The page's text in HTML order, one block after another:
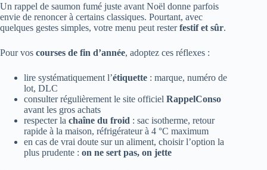
Un rappel de saumon fumé juste avant Noël donne parfois
envie de renoncer à certains classiques. Pourtant, avec
quelques gestes simples, votre menu peut resterfestif et sûr.
Pour vos courses de fin d’année, adoptez ces réflexes :
lire systématiquement l’étiquette : marque, numéro de
lot, DLC
consulter régulièrement le site officiel RappelConso
avant les gros achats
respecter la chaîne du froid : sac isotherme, retour
rapide à la maison, réfrigérateur à 4 °C maximum
en cas de vrai doute sur un aliment, choisir l’option la
plus prudente : on ne sert pas, on jette